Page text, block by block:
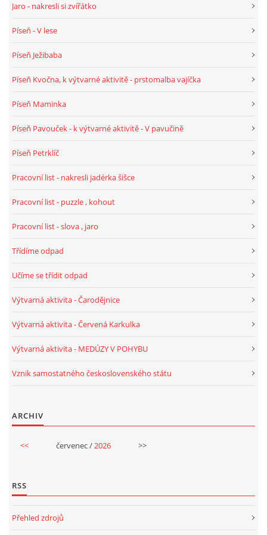
HÁDANKY K TÉMATU JARO, LÉTO, PODZIM,ZIMA
BÁSNĚ K TÉMATU JARO
PÍSNĚ K TÉMATU LÉTO
POHYBOVÉ AKTIVITY NA TÉMA LÉTO
BÁSNĚ K TÉMATU PODZIM
Jaro - nakresli si zvířátko
Píseň - V lese
Píseň Ježibaba
Píseň Kvočna, k výtvarné aktivitě - prstomalba vajíčka
Píseň Maminka
Píseň Pavouček - k výtvarné aktivitě - V pavučině
Píseň Petrklíč
Pracovní list - nakresli jadérka šišce
Pracovní list - puzzle , kohout
Pracovní list - slova , jaro
Třídíme odpad
Učíme se třídit odpad
Výtvarná aktivita - Čarodějnice
Výtvarná aktivita - Červená Karkulka
Výtvarná aktivita - MEDÚZY V POHYBU
Vznik samostatného československého státu
ARCHIV
<< červenec /2026 >>
RSS
Přehled zdrojů